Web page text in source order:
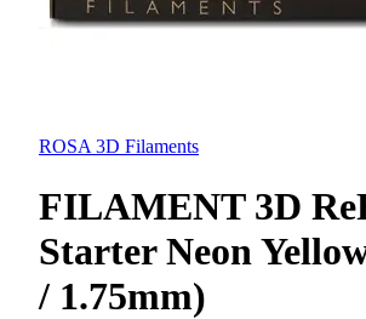
ROSA 3D Filaments
FILAMENT 3D
Starter Neon
/ 1.75mm)